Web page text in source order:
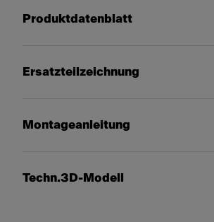
Produktdatenblatt
Ersatzteilzeichnung
Montageanleitung
Techn.3D-Modell